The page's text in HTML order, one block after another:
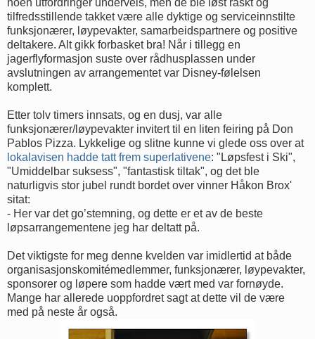
tilfredsstillende takket være alle dyktige og serviceinnstilte
funksjonærer, løypevakter, samarbeidspartnere og positive
deltakere. Alt gikk forbasket bra! Når i tillegg en
jagerflyformasjon suste over rådhusplassen under
avslutningen av arrangementet var Disney-følelsen
komplett.
Etter tolv timers innsats, og en dusj, var alle
funksjonærer/løypevakter invitert til en liten feiring på Don
Pablos Pizza. Lykkelige og slitne kunne vi glede oss over at
lokalavisen hadde tatt frem superlativene: "Løpsfest i Ski",
"Umiddelbar suksess", "fantastisk tiltak", og det ble
naturligvis stor jubel rundt bordet over vinner Håkon Brox'
sitat:
- Her var det go’stemning, og dette er et av de beste
løpsarrangementene jeg har deltatt på.
Det viktigste for meg denne kvelden var imidlertid at både
organisasjonskomitémedlemmer, funksjonærer, løypevakter,
sponsorer og løpere som hadde vært med var fornøyde.
Mange har allerede uoppfordret sagt at dette vil de være
med på neste år også.